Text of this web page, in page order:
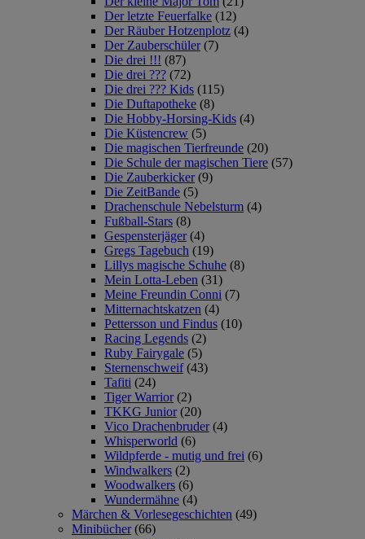
Der letzte Feuerfalke (12)
Der Räuber Hotzenplotz (4)
Der Zauberschüler (7)
Die drei !!! (87)
Die drei ??? (72)
Die drei ??? Kids (115)
Die Duftapotheke (8)
Die Hobby-Horsing-Kids (4)
Die Küstencrew (5)
Die magischen Tierfreunde (20)
Die Schule der magischen Tiere (57)
Die Zauberkicker (9)
Die ZeitBande (5)
Drachenschule Nebelsturm (4)
Fußball-Stars (8)
Gespensterjäger (4)
Gregs Tagebuch (19)
Lillys magische Schuhe (8)
Mein Lotta-Leben (31)
Meine Freundin Conni (7)
Mitternachtskatzen (4)
Pettersson und Findus (10)
Racing Legends (2)
Ruby Fairygale (5)
Sternenschweif (43)
Tafiti (24)
Tiger Warrior (2)
TKKG Junior (20)
Vico Drachenbruder (4)
Whisperworld (6)
Wildpferde - mutig und frei (6)
Windwalkers (2)
Woodwalkers (6)
Wundermähne (4)
Märchen & Vorlesegeschichten (49)
Minibücher (66)